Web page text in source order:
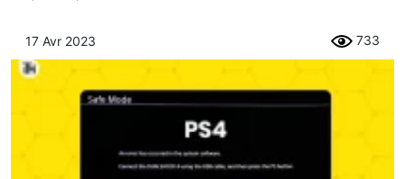
17 Avr 2023 733